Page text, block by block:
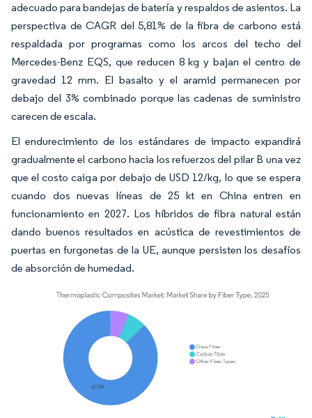
adecuado para bandejas de batería y respaldos de asientos. La
perspectiva de CAGR del 5,81% de la fibra de carbono está
respaldada por programas como los arcos del techo del
Mercedes-Benz EQS, que reducen 8 kg y bajan el centro de
gravedad 12 mm. El basalto y el aramid permanecen por
debajo del 3% combinado porque las cadenas de suministro
carecen de escala.
El endurecimiento de los estándares de impacto expandirá
gradualmente el carbono hacia los refuerzos del pilar B una vez
que el costo caiga por debajo de USD 12/kg, lo que se espera
cuando dos nuevas líneas de 25 kt en China entren en
funcionamiento en 2027. Los híbridos de fibra natural están
dando buenos resultados en acústica de revestimientos de
puertas en furgonetas de la UE, aunque persisten los desafíos
de absorción de humedad.